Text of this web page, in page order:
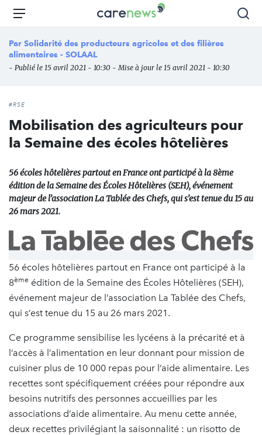
Aller
principal
Carenews,
média
acteurs
Menu
Par Solidarité des producteurs agricoles et des filières
alimentaires - SOLAAL
- Publié le 15 avril 2021 - 10:30 - Mise à jour le 15 avril 2021 - 10:30
#RSE
Mobilisation des agriculteurs pour
la Semaine des écoles hôtelières
56 écoles hôtelières partout en France ont participé à la 8ème
édition de la Semaine des Écoles Hôtelières (SEH), événement
majeur de l’association La Tablée des Chefs, qui s’est tenue du 15 au
26 mars 2021.
56 écoles hôtelières partout en France ont participé à la
8ème édition de la Semaine des Écoles Hôtelières (SEH),
événement majeur de l’association La Tablée des Chefs,
qui s’est tenue du 15 au 26 mars 2021.
Ce programme sensibilise les lycéens à la précarité et à
l’accès à l’alimentation en leur donnant pour mission de
cuisiner plus de 10 000 repas pour l’aide alimentaire. Les
recettes sont spécifiquement créées pour répondre aux
besoins nutritifs des personnes accueillies par les
associations d’aide alimentaire. Au menu cette année,
deux recettes privilégiant la saisonnalité : un risotto de